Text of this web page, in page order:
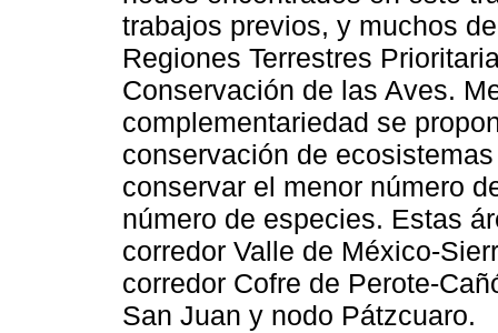
trabajos previos, y muchos
Regiones Terrestres
Conservación de las Aves.
complementariedad se
conservación de
conservar el menor número
número de especies. Estas
corredor Valle de México-
corredor Cofre de Perote-
San Juan y nodo Pátzcuaro.